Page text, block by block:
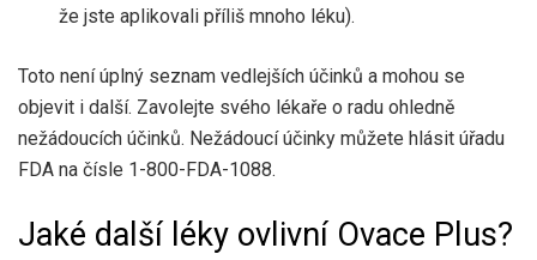
že jste aplikovali příliš mnoho léku).
Toto není úplný seznam vedlejších účinků a mohou se
objevit i další. Zavolejte svého lékaře o radu ohledně
nežádoucích účinků. Nežádoucí účinky můžete hlásit úřadu
FDA na čísle 1-800-FDA-1088.
Jaké další léky ovlivní Ovace Plus?